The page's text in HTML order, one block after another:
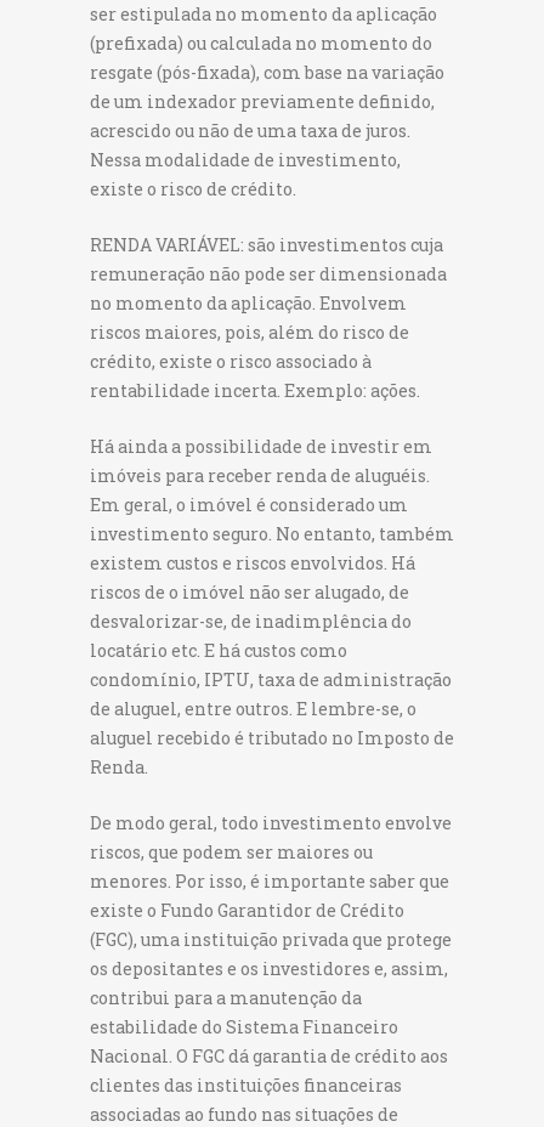
ser estipulada no momento da aplicação
(prefixada) ou calculada no momento do
resgate (pós-fixada), com base na variação
de um indexador previamente definido,
acrescido ou não de uma taxa de juros.
Nessa modalidade de investimento,
existe o risco de crédito.
RENDA VARIÁVEL: são investimentos cuja
remuneração não pode ser dimensionada
no momento da aplicação. Envolvem
riscos maiores, pois, além do risco de
crédito, existe o risco associado à
rentabilidade incerta. Exemplo: ações.
Há ainda a possibilidade de investir em
imóveis para receber renda de aluguéis.
Em geral, o imóvel é considerado um
investimento seguro. No entanto, também
existem custos e riscos envolvidos. Há
riscos de o imóvel não ser alugado, de
desvalorizar-se, de inadimplência do
locatário etc. E há custos como
condomínio, IPTU, taxa de administração
de aluguel, entre outros. E lembre-se, o
aluguel recebido é tributado no Imposto de
Renda.
De modo geral, todo investimento envolve
riscos, que podem ser maiores ou
menores. Por isso, é importante saber que
existe o Fundo Garantidor de Crédito
(FGC), uma instituição privada que protege
os depositantes e os investidores e, assim,
contribui para a manutenção da
estabilidade do Sistema Financeiro
Nacional. O FGC dá garantia de crédito aos
clientes das instituições financeiras
associadas ao fundo nas situações de